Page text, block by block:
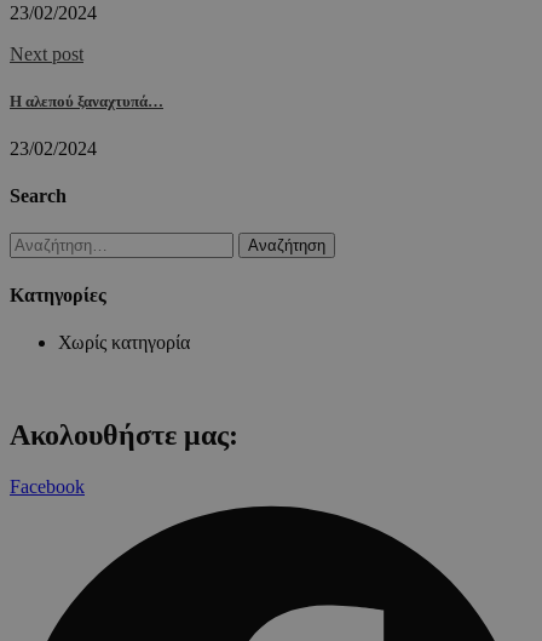
23/02/2024
Next post
Η αλεπού ξαναχτυπά…
23/02/2024
Search
Αναζήτηση
για:
Kατηγορίες
Χωρίς κατηγορία
Ακολουθήστε μας:
Facebook